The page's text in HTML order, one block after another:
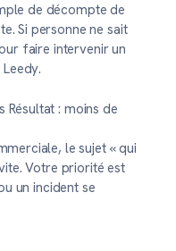
de décompte de
Si personne ne sait
faire intervenir un
Résultat : moins de
le sujet « qui
Votre priorité est
un incident se